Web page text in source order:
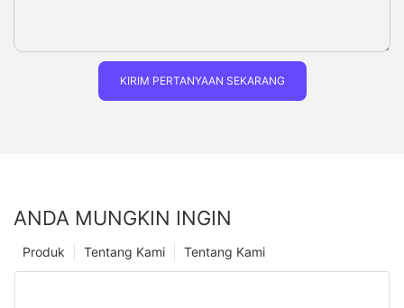
KIRIM PERTANYAAN SEKARANG
ANDA MUNGKIN INGIN
Tentang Kami
Tentang Kami
Produk